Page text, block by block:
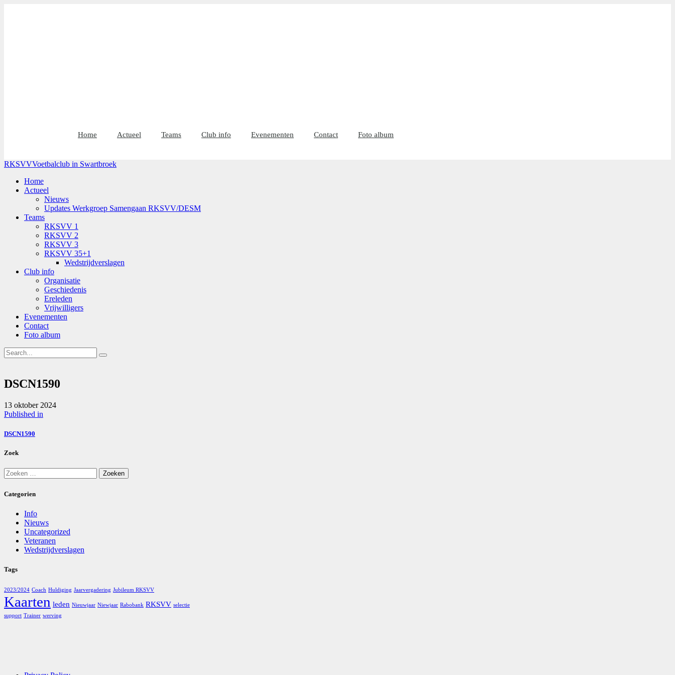
Home Actueel Teams Club info Evenementen Contact Foto album
RKSVVVoetbalclub in Swartbroek
Home
Actueel
Nieuws
Updates Werkgroep Samengaan RKSVV/DESM
Teams
RKSVV 1
RKSVV 2
RKSVV 3
RKSVV 35+1
Wedstrijdverslagen
Club info
Organisatie
Geschiedenis
Ereleden
Vrijwilligers
Evenementen
Contact
Foto album
DSCN1590
13 oktober 2024
Bericht
navigatie
Published in
DSCN1590
Zoek
Zoeken
naar:
Categorien
Info
Nieuws
Uncategorized
Veteranen
Wedstrijdverslagen
Tags
2023/2024 Coach Huldiging Jaarvergadering Jubileum RKSVV
Kaarten leden Nieuwjaar Niewjaar Rabobank RKSVV selectie
support Trainer werving